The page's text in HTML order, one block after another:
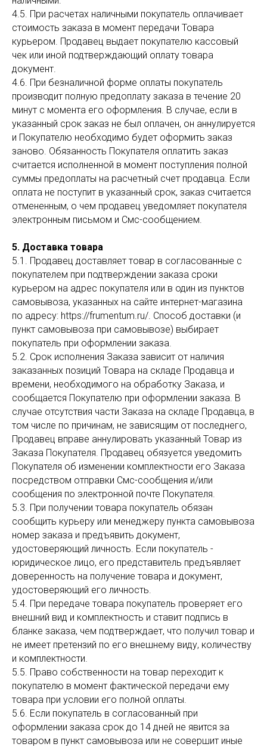
4.5. При расчетах наличными покупатель оплачивает
стоимость заказа в момент передачи Товара
курьером. Продавец выдает покупателю кассовый
чек или иной подтверждающий оплату товара
документ.
4.6. При безналичной форме оплаты покупатель
производит полную предоплату заказа в течение 20
минут с момента его оформления. В случае, если в
указанный срок заказ не был оплачен, он аннулируется
и Покупателю необходимо будет оформить заказ
заново. Обязанность Покупателя оплатить заказ
считается исполненной в момент поступления полной
суммы предоплаты на расчетный счет продавца. Если
оплата не поступит в указанный срок, заказ считается
отмененным, о чем продавец уведомляет покупателя
электронным письмом и Смс-сообщением.
5. Доставка товара
5.1. Продавец доставляет товар в согласованные с
покупателем при подтверждении заказа сроки
курьером на адрес покупателя или в один из пунктов
самовывоза, указанных на сайте интернет-магазина
по адресу: https://frumentum.ru/. Способ доставки (и
пункт самовывоза при самовывозе) выбирает
покупатель при оформлении заказа.
5.2. Срок исполнения Заказа зависит от наличия
заказанных позиций Товара на складе Продавца и
времени, необходимого на обработку Заказа, и
сообщается Покупателю при оформлении заказа. В
случае отсутствия части Заказа на складе Продавца, в
том числе по причинам, не зависящим от последнего,
Продавец вправе аннулировать указанный Товар из
Заказа Покупателя. Продавец обязуется уведомить
Покупателя об изменении комплектности его Заказа
посредством отправки Смс-сообщения и/или
сообщения по электронной почте Покупателя.
5.3. При получении товара покупатель обязан
сообщить курьеру или менеджеру пункта самовывоза
номер заказа и предъявить документ,
удостоверяющий личность. Если покупатель -
юридическое лицо, его представитель предъявляет
доверенность на получение товара и документ,
удостоверяющий его личность.
5.4. При передаче товара покупатель проверяет его
внешний вид и комплектность и ставит подпись в
бланке заказа, чем подтверждает, что получил товар и
не имеет претензий по его внешнему виду, количеству
и комплектности.
5.5. Право собственности на товар переходит к
покупателю в момент фактической передачи ему
товара при условии его полной оплаты.
5.6. Если покупатель в согласованный при
оформлении заказа срок до 14 дней не явится за
товаром в пункт самовывоза или не совершит иные